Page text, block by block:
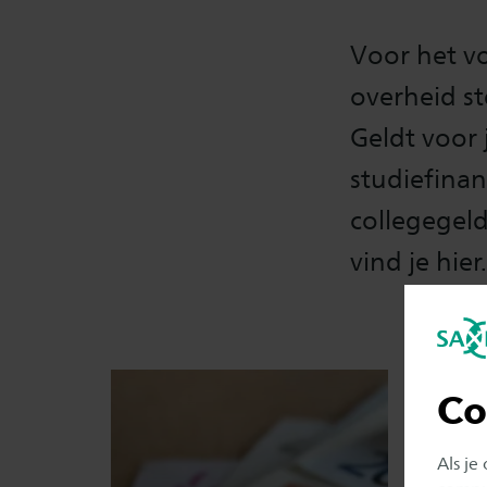
Als je
Voor het
overheid
Geldt voor
vind je hier.